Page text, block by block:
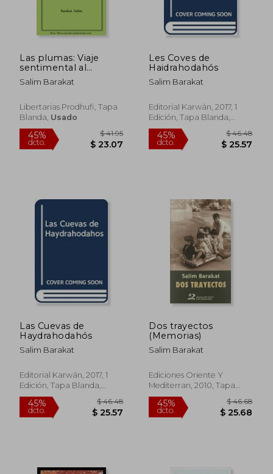
Las plumas: Viaje
sentimental al
Kurdistán (Alquibla)
Salim Barakat
Libertarias Prodhufi, Tapa
Blanda, Usado
45%
Les Coves de
Haidrahodahós
Salim Barakat
Editorial Karwán, 2017, 1
Edición, Tapa Blanda,
Nuevo
45%
dcto.
Las Cuevas de
Haydrahodahós
Salim Barakat
Editorial Karwán, 2017, 1
Edición, Tapa Blanda,
Nuevo
Dos trayectos
(Memorias)
Salim Barakat
Ediciones Oriente Y
Mediterran, 2010, Tapa
Blanda, Nuevo